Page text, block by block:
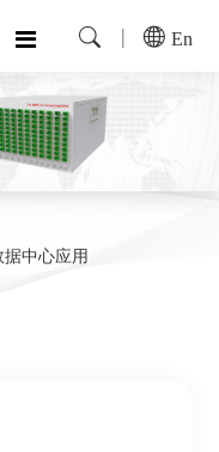
En
中心应用